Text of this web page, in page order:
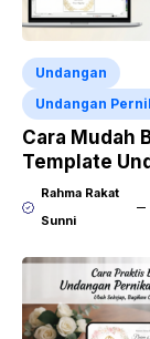
Undangan
Undangan
Cara Mudah
Template
Pernikahan
Rahma Rakat
Sunni